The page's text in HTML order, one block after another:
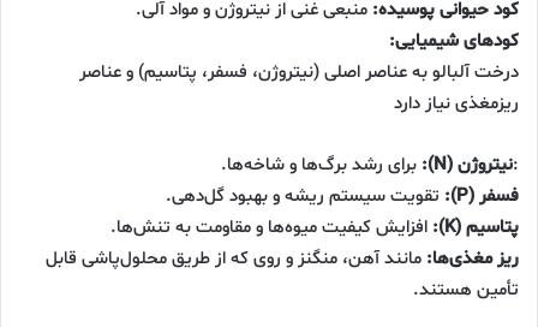
کود حیوانی پوسیده: منبعی غنی از نیتروژن و مواد آلی.
کودهای شیمیایی:
درخت آلبالو به عناصر اصلی (نیتروژن، فسفر، پتاسیم) و عناصر
ریزمغذی نیاز دارد
:نیتروژن (N):
برای رشد برگ‌ها و شاخه‌ها.
فسفر (P):
تقویت سیستم ریشه و بهبود گل‌دهی.
پتاسیم (K):
افزایش کیفیت میوه‌ها و مقاومت به تنش‌ها.
ریز مغذی‌ها: مانند آهن، منگنز و روی که از طریق محلول‌پاشی قابل
تأمین هستند.